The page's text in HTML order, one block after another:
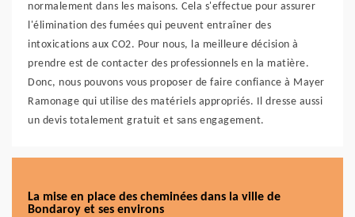
normalement dans les maisons. Cela s'effectue pour assurer
l'élimination des fumées qui peuvent entraîner des
intoxications aux CO2. Pour nous, la meilleure décision à
prendre est de contacter des professionnels en la matière.
Donc, nous pouvons vous proposer de faire confiance à Mayer
Ramonage qui utilise des matériels appropriés. Il dresse aussi
un devis totalement gratuit et sans engagement.
La mise en place des cheminées dans la ville de
Bondaroy et ses environs